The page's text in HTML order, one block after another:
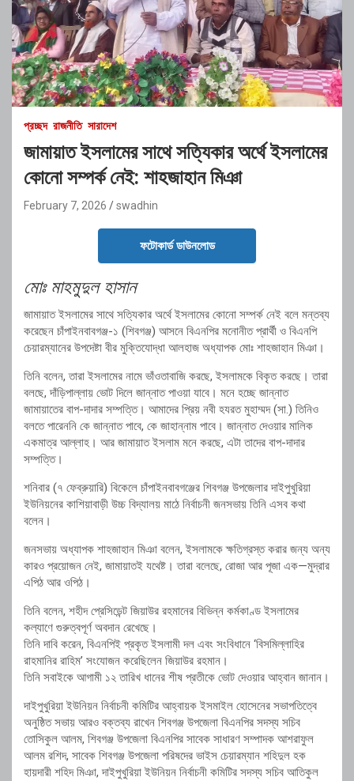
প্রচ্ছদ রাজনীতি সারাদেশ
জামায়াত ইসলামের সাথে সত্যিকার অর্থে ইসলামের
কোনো সম্পর্ক নেই: শাহজাহান মিঞা
February 7, 2026 swadhin
ফটোকার্ড ডাউনলোড
মোঃ মাহমুদুল হাসান
জামায়াত ইসলামের সাথে সত্যিকার অর্থে ইসলামের কোনো সম্পর্ক নেই বলে মন্তব্য
করেছেন চাঁপাইনবাবগঞ্জ-১ (শিবগঞ্জ) আসনে বিএনপির মনোনীত প্রার্থী ও বিএনপি
চেয়ারম্যানের উপদেষ্টা বীর মুক্তিযোদ্ধা আলহাজ অধ্যাপক মোঃ শাহজাহান মিঞা।
তিনি বলেন, তারা ইসলামের নামে ভাঁওতাবাজি করছে, ইসলামকে বিকৃত করছে। তারা
বলছে, দাঁড়িপাল্লায় ভোট দিলে জান্নাত পাওয়া যাবে। মনে হচ্ছে জান্নাত
জামায়াতের বাপ-দাদার সম্পত্তি। আমাদের প্রিয় নবী হযরত মুহাম্মদ (সা.) তিনিও
বলতে পারেননি কে জান্নাত পাবে, কে জাহান্নাম পাবে। জান্নাত দেওয়ার মালিক
একমাত্র আল্লাহ। আর জামায়াত ইসলাম মনে করছে, এটা তাদের বাপ-দাদার
সম্পত্তি।
শনিবার (৭ ফেব্রুয়ারি) বিকেলে চাঁপাইনবাবগঞ্জের শিবগঞ্জ উপজেলার দাইপুখুরিয়া
ইউনিয়নের কাশিয়াবাড়ী উচ্চ বিদ্যালয় মাঠে নির্বাচনী জনসভায় তিনি এসব কথা
বলেন।
জনসভায় অধ্যাপক শাহজাহান মিঞা বলেন, ইসলামকে ক্ষতিগ্রস্ত করার জন্য অন্য
কারও প্রয়োজন নেই, জামায়াতই যথেষ্ট। তারা বলেছে, রোজা আর পূজা এক—মুদ্রার
এপিঠ আর ওপিঠ।
তিনি বলেন, শহীদ প্রেসিডেন্ট জিয়াউর রহমানের বিভিন্ন কর্মকাণ্ড ইসলামের
কল্যাণে গুরুত্বপূর্ণ অবদান রেখেছে।
তিনি দাবি করেন, বিএনপিই প্রকৃত ইসলামী দল এবং সংবিধানে ‘বিসমিল্লাহির
রাহমানির রাহিম’ সংযোজন করেছিলেন জিয়াউর রহমান।
তিনি সবাইকে আগামী ১২ তারিখ ধানের শীষ প্রতীকে ভোট দেওয়ার আহ্বান জানান।
দাইপুখুরিয়া ইউনিয়ন নির্বাচনী কমিটির আহ্বায়ক ইসমাইল হোসেনের সভাপতিত্বে
অনুষ্ঠিত সভায় আরও বক্তব্য রাখেন শিবগঞ্জ উপজেলা বিএনপির সদস্য সচিব
তোসিকুল আলম, শিবগঞ্জ উপজেলা বিএনপির সাবেক সাধারণ সম্পাদক আশরাফুল
আলম রশিদ, সাবেক শিবগঞ্জ উপজেলা পরিষদের ভাইস চেয়ারম্যান শহিদুল হক
হায়দারী শহিদ মিঞা, দাইপুখুরিয়া ইউনিয়ন নির্বাচনী কমিটির সদস্য সচিব আতিকুল